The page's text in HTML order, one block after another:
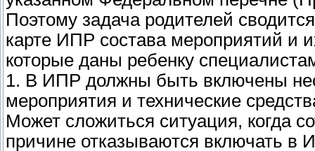
Поэтому задача родителей
карте ИПР состава мероприятий и
которые даны ребенку
1. В ИПР должны быть включены
мероприятия и технические
Может сложиться ситуация, когда
причине отказываются включать